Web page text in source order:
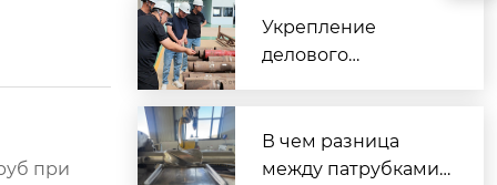
при
Укрепление
делового
стремление к
развитию!
В чем разница
между патрубками